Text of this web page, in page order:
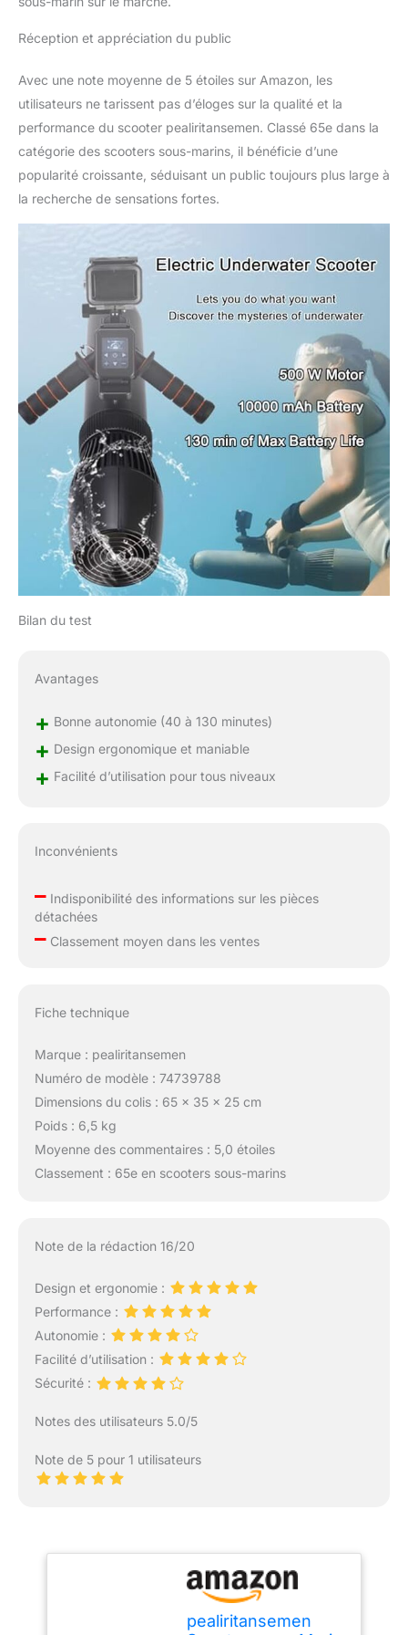
de nombreux impacts et
robuste. De plus, il est
fait de matériaux qui ne
rouillent pas facilement,
à votre guise sans vous
soucier de sa longévité.
【Large Application】:
compacts pour être
transportés dans votre
bagage à main. De la
plongée en apnée au
aux scooters de piscine,
il gère tout avec facilité.
Largement utilisé pour
les activités de plongée
professionnelles ou la
pratique de la plongée
Réception et appréciation du public
Avec une note moyenne de 5 étoiles sur Amazon, les
utilisateurs ne tarissent pas d’éloges sur la qualité et la
performance du scooter pealiritansemen. Classé 65e dans la
catégorie des scooters sous-marins, il bénéficie d’une
popularité croissante, séduisant un public toujours plus large à
la recherche de sensations fortes.
Bilan du test
Avantages
+ Bonne autonomie (40 à 130 minutes)
+ Design ergonomique et maniable
+ Facilité d’utilisation pour tous niveaux
Inconvénients
–Indisponibilité des informations sur les pièces
détachées
–Classement moyen dans les ventes
Fiche technique
Marque : pealiritansemen
Numéro de modèle : 74739788
Dimensions du colis : 65 x 35 x 25 cm
Poids : 6,5 kg
Moyenne des commentaires : 5,0 étoiles
Classement : 65e en scooters sous-marins
Note de la rédaction 16/20
Design et ergonomie :
Performance :
Autonomie :
Facilité d’utilisation :
Sécurité :
Notes des utilisateurs 5.0/5
Note de 5 pour 1 utilisateurs
pealiritansemen